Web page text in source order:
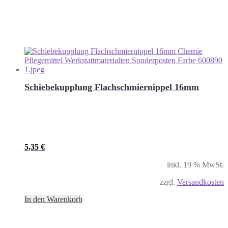
Schiebekupplung Flachschmiernippel 16mm
5,35 €
inkl. 19 % MwSt.
zzgl. Versandkosten
In den Warenkorb